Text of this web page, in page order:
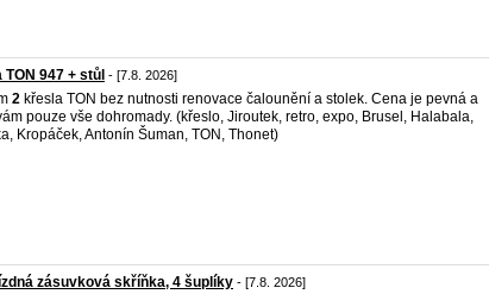
TON 947 + stůl - [7.8. 2026]
2 křesla TON bez nutnosti renovace čalounění a stolek. Cena je pevná a
pouze vše dohromady. (křeslo, Jiroutek, retro, expo, Brusel, Halabala,
Kropáček, Antonín Šuman, TON, Thonet)
zásuvková skříňka, 4 šuplíky - [7.8. 2026]